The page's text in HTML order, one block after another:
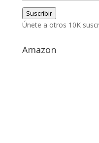
de
correo
electrónico
Suscribir
Únete a otros 10K
Amazon